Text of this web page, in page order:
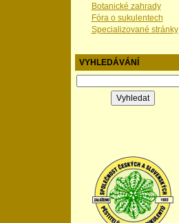
Botanické zahrady
Fóra o sukulentech
Specializované stránky
VYHLEDÁVÁNÍ